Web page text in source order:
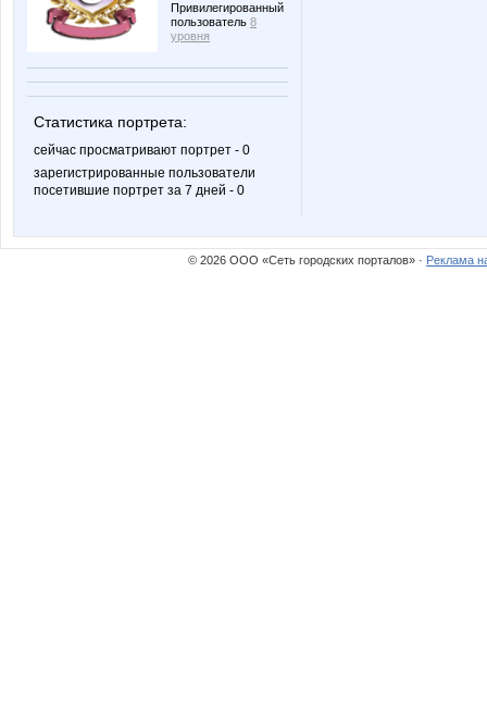
Привилегированный
пользователь 8
уровня
Статистика портрета:
сейчас просматривают портрет - 0
зарегистрированные пользователи
посетившие портрет за 7 дней - 0
© 2026 ООО «Сеть городских порталов» · Реклама